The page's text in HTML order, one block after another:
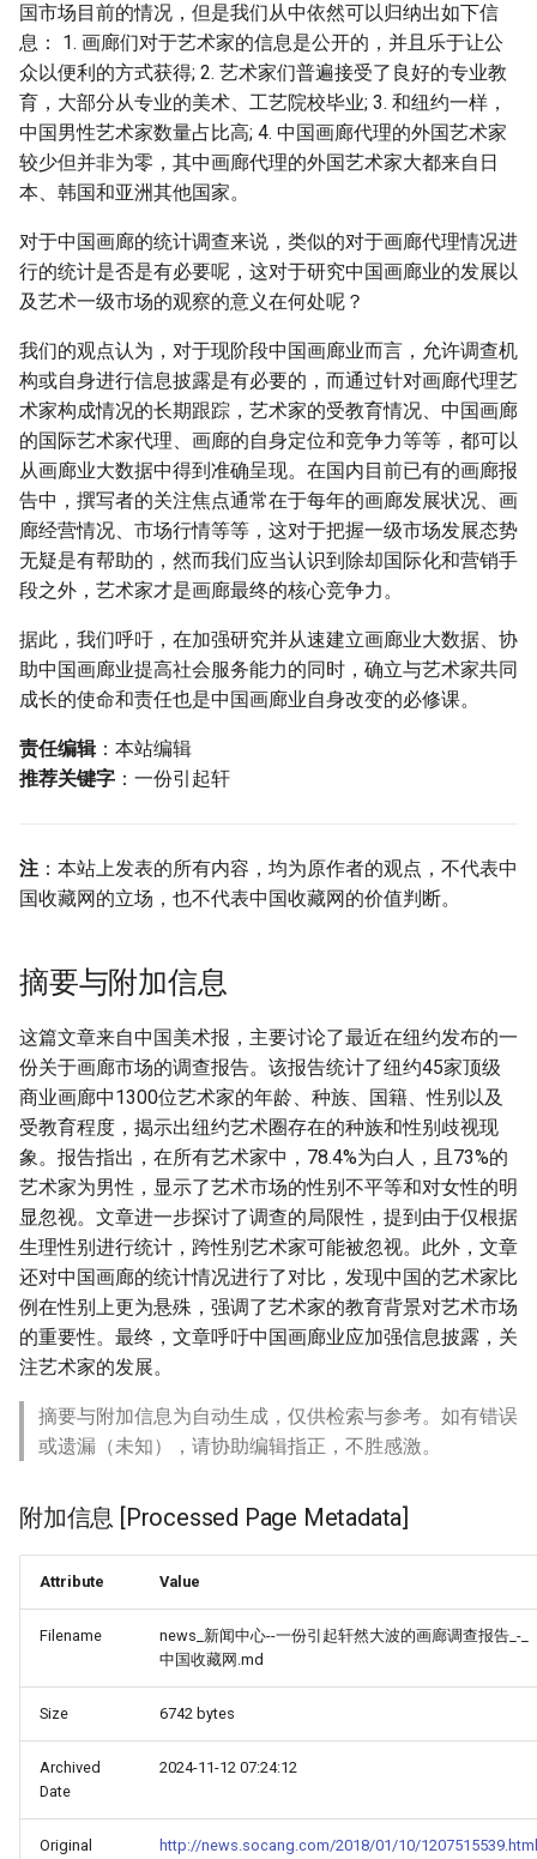
国市场目前的情况，但是我们从中依然可以归纳出如下信
息： 1. 画廊们对于艺术家的信息是公开的，并且乐于让公
众以便利的方式获得; 2. 艺术家们普遍接受了良好的专业教
育，大部分从专业的美术、工艺院校毕业; 3. 和纽约一样，
中国男性艺术家数量占比高; 4. 中国画廊代理的外国艺术家
较少但并非为零，其中画廊代理的外国艺术家大都来自日
本、韩国和亚洲其他国家。
对于中国画廊的统计调查来说，类似的对于画廊代理情况进
行的统计是否是有必要呢，这对于研究中国画廊业的发展以
及艺术一级市场的观察的意义在何处呢？
我们的观点认为，对于现阶段中国画廊业而言，允许调查机
构或自身进行信息披露是有必要的，而通过针对画廊代理艺
术家构成情况的长期跟踪，艺术家的受教育情况、中国画廊
的国际艺术家代理、画廊的自身定位和竞争力等等，都可以
从画廊业大数据中得到准确呈现。在国内目前已有的画廊报
告中，撰写者的关注焦点通常在于每年的画廊发展状况、画
廊经营情况、市场行情等等，这对于把握一级市场发展态势
无疑是有帮助的，然而我们应当认识到除却国际化和营销手
段之外，艺术家才是画廊最终的核心竞争力。
据此，我们呼吁，在加强研究并从速建立画廊业大数据、协
助中国画廊业提高社会服务能力的同时，确立与艺术家共同
成长的使命和责任也是中国画廊业自身改变的必修课。
责任编辑：本站编辑
推荐关键字 ：一份引起轩
注 ：本站上发表的所有内容，均为原作者的观点，不代表中
国收藏网的立场，也不代表中国收藏网的价值判断。
摘要与附加信息
这篇文章来自中国美术报，主要讨论了最近在纽约发布的一
份关于画廊市场的调查报告。该报告统计了纽约45家顶级
商业画廊中1300位艺术家的年龄、种族、国籍、性别以及
受教育程度，揭示出纽约艺术圈存在的种族和性别歧视现
象。报告指出，在所有艺术家中，78.4%为白人，且73%的
艺术家为男性，显示了艺术市场的性别不平等和对女性的明
显忽视。文章进一步探讨了调查的局限性，提到由于仅根据
生理性别进行统计，跨性别艺术家可能被忽视。此外，文章
还对中国画廊的统计情况进行了对比，发现中国的艺术家比
例在性别上更为悬殊，强调了艺术家的教育背景对艺术市场
的重要性。最终，文章呼吁中国画廊业应加强信息披露，关
注艺术家的发展。
摘要与附加信息为自动生成，仅供检索与参考。如有错误
或遗漏（未知），请协助编辑指正，不胜感激。
附加信息 [Processed Page Metadata]
Attribute Value
Filename
news_新闻中心--一份引起轩然大波的画廊调查报告_-_
中国收藏网.md
Size 6742 bytes
Archived
Date
2024-11-12 07:24:12
Original
http://news.socang.com/2018/01/10/1207515539.html